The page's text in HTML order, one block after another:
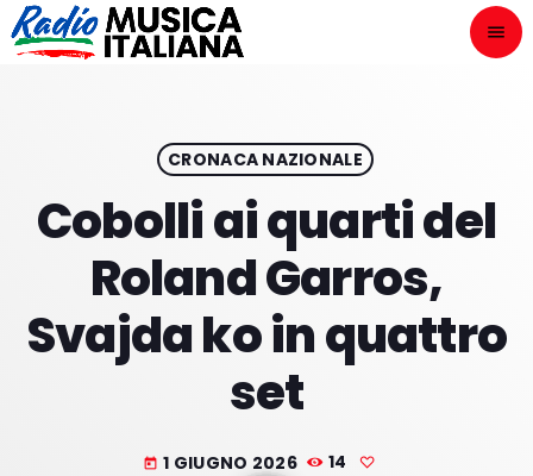
menu
play_arrow
CRONACA NAZIONALE
Cobolli ai quarti del
Roland Garros,
Svajda ko in quattro
set
today 1 GIUGNO 2026 14